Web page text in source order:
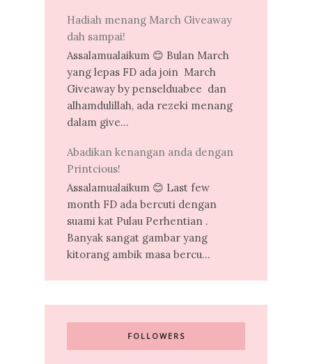
Hadiah menang March Giveaway
dah sampai!
Assalamualaikum 😊 Bulan March
yang lepas FD ada join March
Giveaway by penselduabee dan
alhamdulillah, ada rezeki menang
dalam give...
Abadikan kenangan anda dengan
Printcious!
Assalamualaikum 😊 Last few
month FD ada bercuti dengan
suami kat Pulau Perhentian .
Banyak sangat gambar yang
kitorang ambik masa bercu...
FOLLOWERS